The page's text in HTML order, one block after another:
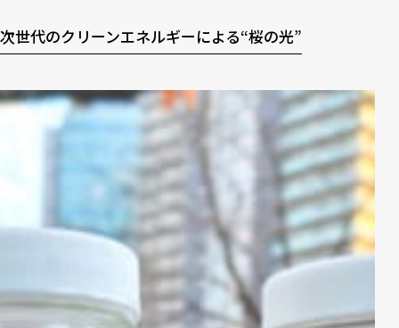
次世代のクリーンエネルギーによる“桜の光”